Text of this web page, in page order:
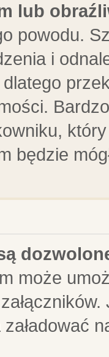
lub
powodu.
i
będzie
może
załadować